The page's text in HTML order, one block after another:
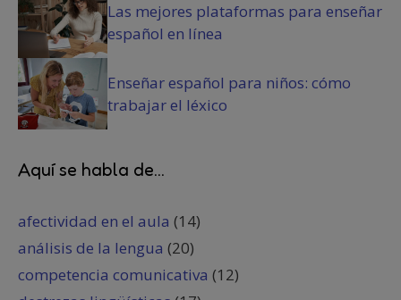
Las mejores plataformas para enseñar
español en línea
Enseñar español para niños: cómo
trabajar el léxico
Aquí se habla de...
afectividad en el aula (14)
análisis de la lengua (20)
competencia comunicativa (12)